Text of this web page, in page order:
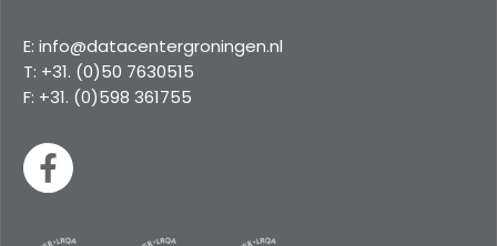
E: info@datacentergroningen.nl
T: +31. (0)50 7630515
F: +31. (0)598 361755